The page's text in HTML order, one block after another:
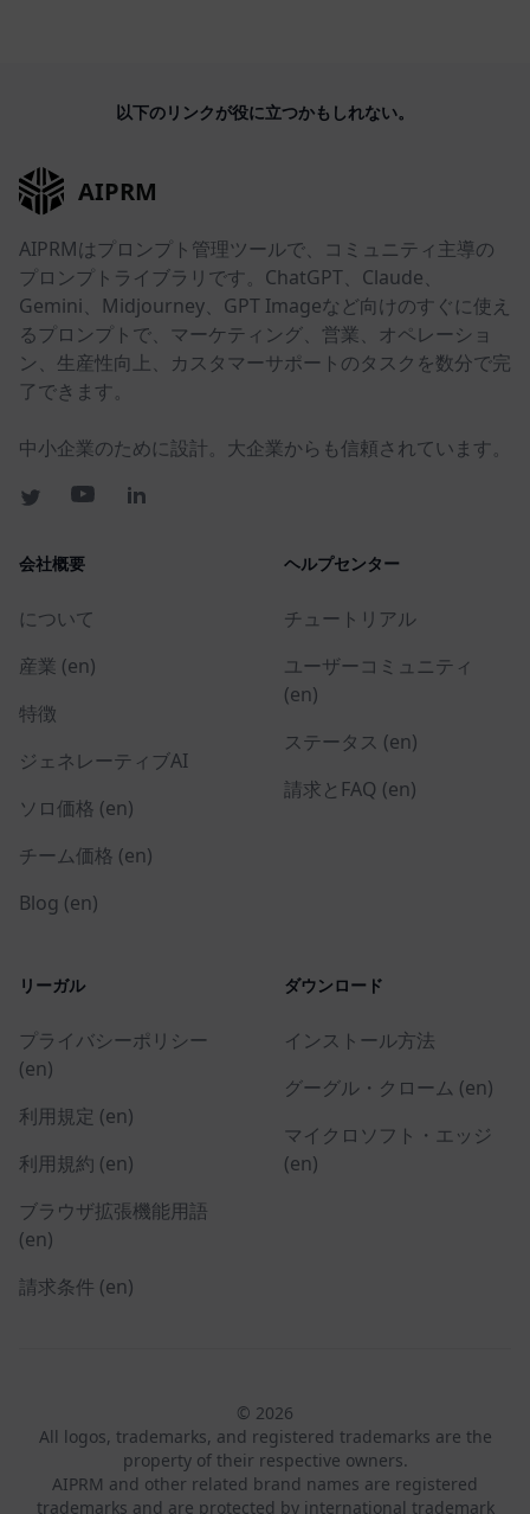
以下のリンクが役に立つかもしれない。
AIPRM
AIPRMはプロンプト管理ツールで、コミュニティ主導の
プロンプトライブラリです。ChatGPT、Claude、
Gemini、Midjourney、GPT Imageなど向けのすぐに使え
るプロンプトで、マーケティング、営業、オペレーショ
ン、生産性向上、カスタマーサポートのタスクを数分で完
了できます。
中小企業のために設計。大企業からも信頼されています。
会社概要
について
産業 (en)
特徴
ジェネレーティブAI
ソロ価格 (en)
チーム価格 (en)
Blog (en)
ヘルプセンター
チュートリアル
ユーザーコミュニティ
(en)
ステータス (en)
請求とFAQ (en)
リーガル
プライバシーポリシー
(en)
利用規定 (en)
利用規約 (en)
ブラウザ拡張機能用語
(en)
請求条件 (en)
ダウンロード
インストール方法
グーグル・クローム (en)
マイクロソフト・エッジ
(en)
© 2026
All logos, trademarks, and registered trademarks are the
property of their respective owners.
AIPRM and other related brand names are registered
trademarks and are protected by international trademark